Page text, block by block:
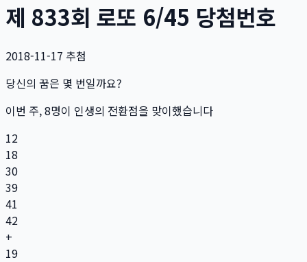
제 833회 로또 6/45 당첨번호
2018-11-17 추첨
당신의 꿈은 몇 번일까요?
이번 주,8명이 인생의 전환점을 맞이했습니다
12
18
30
39
41
42
+
19